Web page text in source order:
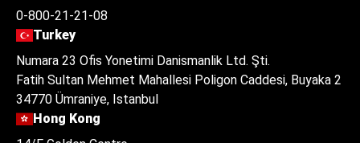
0-800-21-21-08
Turkey
Numara 23 Ofis Yonetimi Danismanlik Ltd. Şti.
Fatih Sultan Mehmet Mahallesi Poligon Caddesi, Buyaka 2
34770 Ümraniye, Istanbul
Hong Kong